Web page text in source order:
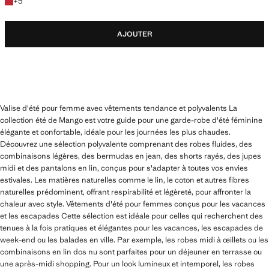
AJOUTER
Valise d'été pour femme avec vêtements tendance et polyvalents La
collection été de Mango est votre guide pour une garde-robe d'été féminine
élégante et confortable, idéale pour les journées les plus chaudes.
Découvrez une sélection polyvalente comprenant des robes fluides, des
combinaisons légères, des bermudas en jean, des shorts rayés, des jupes
midi et des pantalons en lin, conçus pour s'adapter à toutes vos envies
estivales. Les matières naturelles comme le lin, le coton et autres fibres
naturelles prédominent, offrant respirabilité et légèreté, pour affronter la
chaleur avec style. Vêtements d'été pour femmes conçus pour les vacances
et les escapades Cette sélection est idéale pour celles qui recherchent des
tenues à la fois pratiques et élégantes pour les vacances, les escapades de
week-end ou les balades en ville. Par exemple, les robes midi à œillets ou les
combinaisons en lin dos nu sont parfaites pour un déjeuner en terrasse ou
une après-midi shopping. Pour un look lumineux et intemporel, les robes